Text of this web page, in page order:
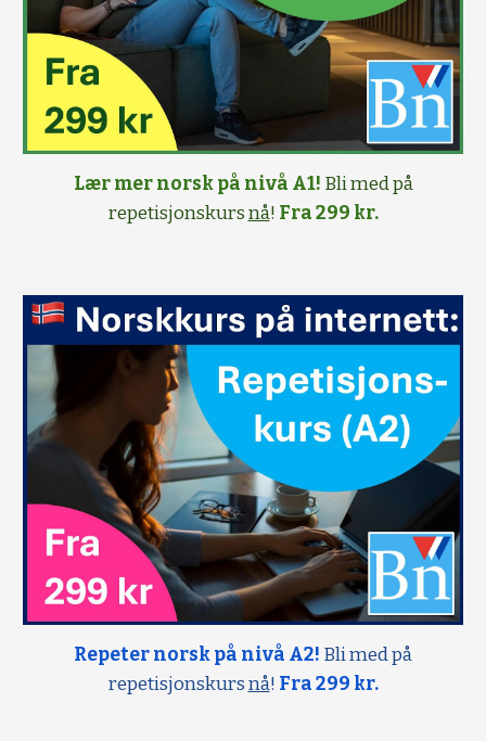
Lær mer norsk på nivå A1! Bli med på
repetisjonskursnå! Fra 299 kr.
Repeter norsk på nivå A2! Bli med på
repetisjonskursnå! Fra 299 kr.